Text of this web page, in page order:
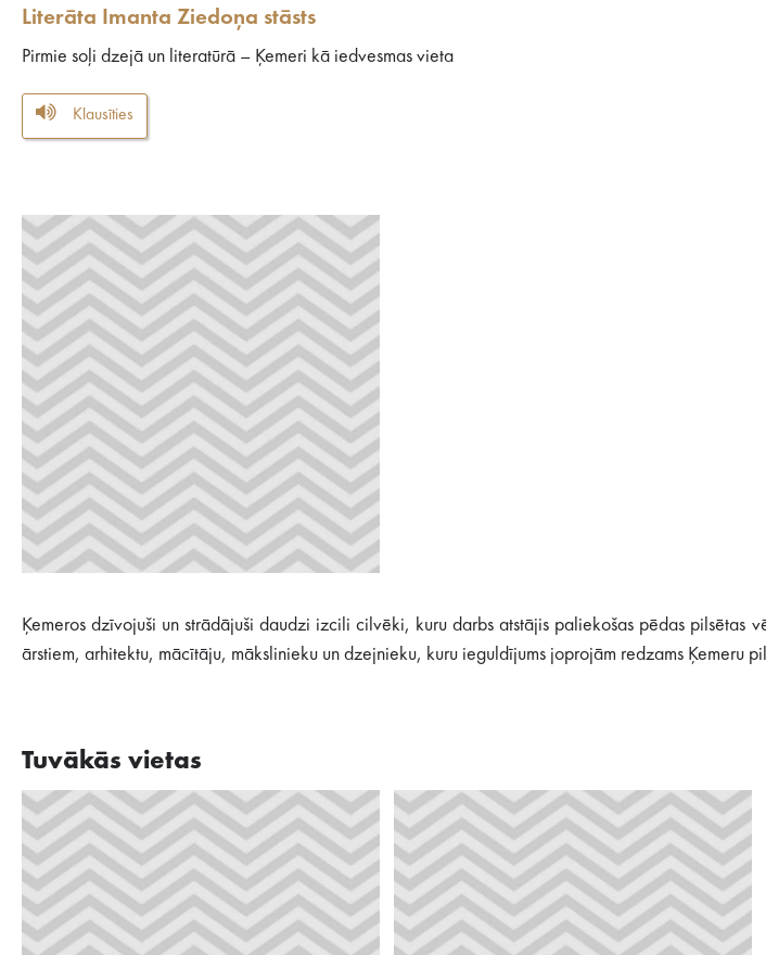
Literāta Imanta Ziedoņa stāsts
Pirmie soļi dzejā un literatūrā – Ķemeri kā iedvesmas vieta
Klausīties
Ķemeros dzīvojuši un strādājuši daudzi izcili cilvēki, kuru darbs atstājis paliekošas pēdas
ārstiem, arhitektu, mācītāju, mākslinieku un dzejnieku, kuru ieguldījums joprojām redzams Ķemeru
Tuvākās vietas